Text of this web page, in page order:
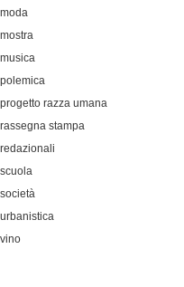
moda
mostra
musica
polemica
progetto razza umana
rassegna stampa
redazionali
scuola
società
urbanistica
vino